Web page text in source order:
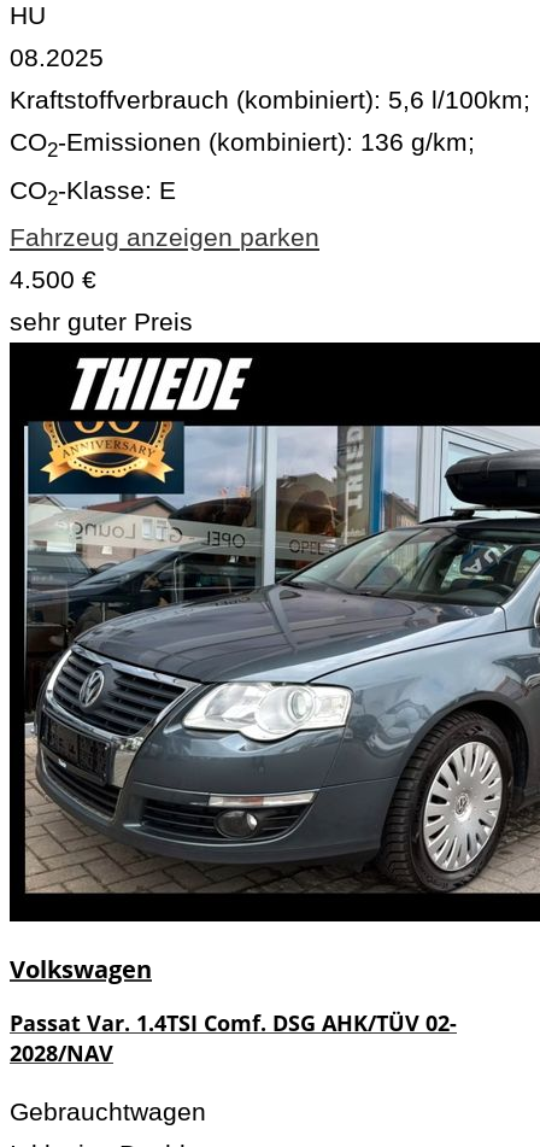
HU
08.2025
Kraftstoffverbrauch (kombiniert): 5,6 l/100km;
CO2-Emissionen (kombiniert): 136 g/km;
CO2-Klasse: E
Fahrzeug anzeigen parken
4.500 €
sehr guter Preis
Volkswagen
Passat Var. 1.4TSI Comf. DSG AHK/TÜV 02-
2028/NAV
Gebrauchtwagen